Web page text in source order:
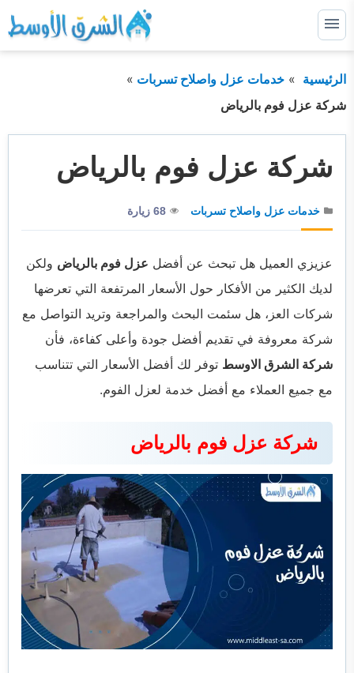
التجاوز
إلى القائمة
عن:
ابحث
خدماتناتوسيع
القائمة
اتصل بنا او لطلب خدمة
المدونة
الرئيسية
خدمات عزل واصلاح تسربات
شركة عزل فوم بالرياض
شركة عزل فوم بالرياض
خدمات عزل واصلاح تسربات 68 زيارة
عزيزي العميل هل تبحث عن أفضل عزل فوم بالرياض ولكن
لديك الكثير من الأفكار حول الأسعار المرتفعة التي تعرضها
شركات العز، هل سئمت البحث والمراجعة وتريد التواصل مع
شركة معروفة في تقديم أفضل جودة وأعلى كفاءة، فأن
شركة الشرق الاوسط توفر لك أفضل الأسعار التي تتناسب
مع جميع العملاء مع أفضل خدمة لعزل الفوم.
شركة عزل فوم بالرياض